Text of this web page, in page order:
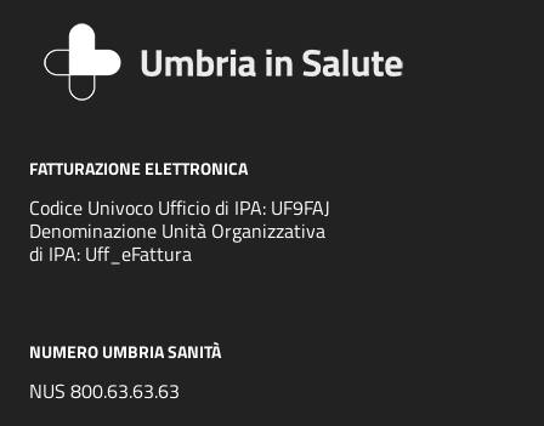
FATTURAZIONE ELETTRONICA
Codice Univoco Ufficio di IPA: UF9FAJ
Denominazione Unità Organizzativa
di IPA: Uff_eFattura
NUMERO UMBRIA SANITÀ
NUS 800.63.63.63